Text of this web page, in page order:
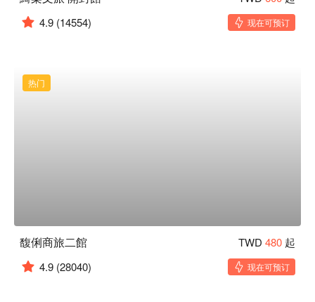
4.9 (14554) 现在可预订
热门
馥俐商旅二館 TWD 480 起
4.9 (28040) 现在可预订